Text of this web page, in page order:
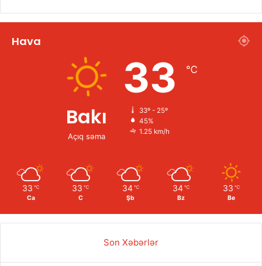
Hava
Bakı
Açıq səma
33 ℃
33º - 25º
45%
1.25 km/h
33 ℃
Ca
33 ℃
C
34 ℃
Şb
34 ℃
Bz
33 ℃
Be
Son Xəbərlər